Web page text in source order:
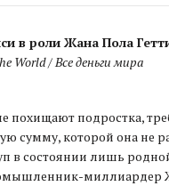
в роли Жана Пола
World / Все деньги мира
подростка,
сумму, которой она не
в состоянии лишь
миллиардер